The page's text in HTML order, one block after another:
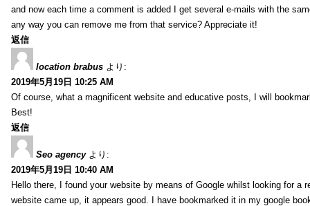
and now each time a comment is added I get several e-mails with the
any way you can remove me from that service? Appreciate it!
返信
location brabus より:
2019年5月19日 10:25 AM
Of course, what a magnificent website and educative posts, I will
Best!
返信
Seo agency より:
2019年5月19日 10:40 AM
Hello there, I found your website by means of Google whilst looking for a
website came up, it appears good. I have bookmarked it in my google